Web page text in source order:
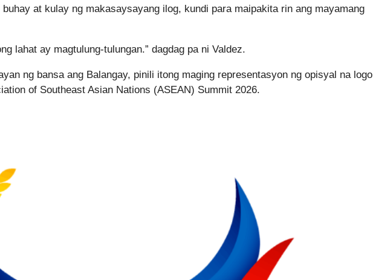
at kulay ng makasaysayang ilog, kundi para maipakita rin ang mayamang
lahat ay magtulung-tulungan.” dagdag pa ni Valdez.
ng bansa ang Balangay, pinili itong maging representasyon ng opisyal na logo
of Southeast Asian Nations (ASEAN) Summit 2026.